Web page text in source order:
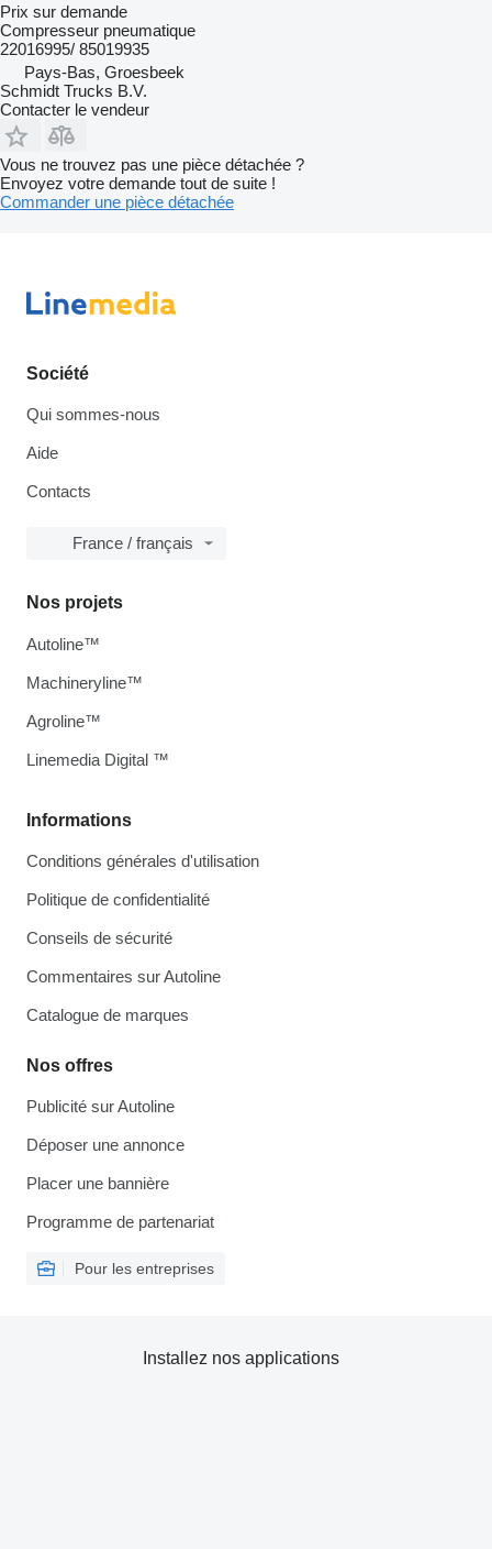
Prix sur demande
Compresseur pneumatique
22016995/ 85019935
Pays-Bas, Groesbeek
Schmidt Trucks B.V.
Contacter le vendeur
Vous ne trouvez pas une pièce détachée ?
Envoyez votre demande tout de suite !
Commander une pièce détachée
Société
Qui sommes-nous
Aide
Contacts
France / français
Informations
Conditions générales d'utilisation
Politique de confidentialité
Conseils de sécurité
Commentaires sur Autoline
Catalogue de marques
Nos offres
Publicité sur Autoline
Déposer une annonce
Placer une bannière
Programme de partenariat
Pour les entreprises
Nos projets
Autoline™
Machineryline™
Agroline™
Linemedia Digital ™
Installez nos applications